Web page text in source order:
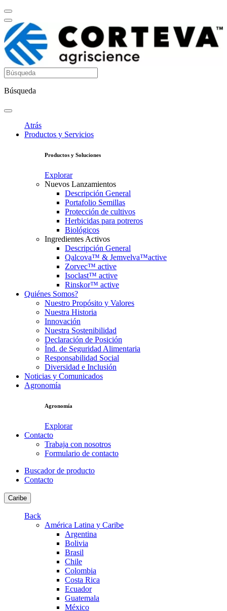
Búsqueda
Atrás
Productos y Servicios
Productos y Soluciones
Explorar
Nuevos Lanzamientos
Descripción General
Portafolio Semillas
Protección de cultivos
Herbicidas para potreros
Biológicos
Ingredientes Activos
Descripción General
Qalcova™ & Jemvelva™active
Zorvec™ active
Isoclast™ active
Rinskor™ active
Quiénes Somos?
Nuestro Propósito y Valores
Nuestra Historia
Innovación
Nuestra Sostenibilidad
Declaración de Posición
Índ. de Seguridad Alimentaria
Responsabilidad Social
Diversidad e Inclusión
Noticias y Comunicados
Agronomía
Agronomía
Explorar
Contacto
Trabaja con nosotros
Formulario de contacto
Buscador de producto
Contacto
Caribe
Back
América Latina y Caribe
Argentina
Bolivia
Brasil
Chile
Colombia
Costa Rica
Ecuador
Guatemala
México